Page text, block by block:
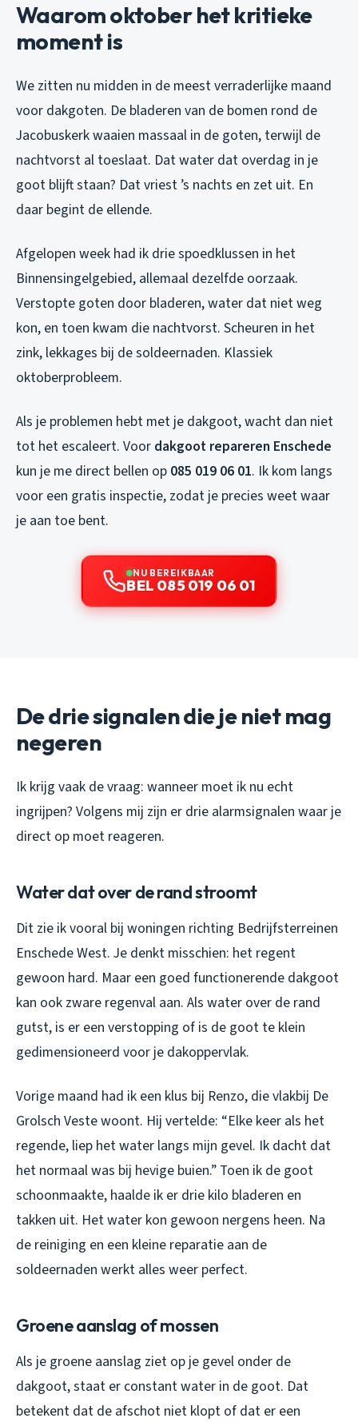
Waarom oktober het kritieke
moment is
We zitten nu midden in de meest verraderlijke maand
voor dakgoten. De bladeren van de bomen rond de
Jacobuskerk waaien massaal in de goten, terwijl de
nachtvorst al toeslaat. Dat water dat overdag in je
goot blijft staan? Dat vriest ’s nachts en zet uit. En
daar begint de ellende.
Afgelopen week had ik drie spoedklussen in het
Binnensingelgebied, allemaal dezelfde oorzaak.
Verstopte goten door bladeren, water dat niet weg
kon, en toen kwam die nachtvorst. Scheuren in het
zink, lekkages bij de soldeernaden. Klassiek
oktoberprobleem.
Als je problemen hebt met je dakgoot, wacht dan niet
tot het escaleert. Voor dakgoot repareren Enschede
kun je me direct bellen op 085 019 06 01. Ik kom langs
voor een gratis inspectie, zodat je precies weet waar
je aan toe bent.
NU BEREIKBAAR
BEL 085 019 06 01
De drie signalen die je niet mag
negeren
Ik krijg vaak de vraag: wanneer moet ik nu echt
ingrijpen? Volgens mij zijn er drie alarmsignalen waar je
direct op moet reageren.
Water dat over de rand stroomt
Dit zie ik vooral bij woningen richting Bedrijfsterreinen
Enschede West. Je denkt misschien: het regent
gewoon hard. Maar een goed functionerende dakgoot
kan ook zware regenval aan. Als water over de rand
gutst, is er een verstopping of is de goot te klein
gedimensioneerd voor je dakoppervlak.
Vorige maand had ik een klus bij Renzo, die vlakbij De
Grolsch Veste woont. Hij vertelde: “Elke keer als het
regende, liep het water langs mijn gevel. Ik dacht dat
het normaal was bij hevige buien.” Toen ik de goot
schoonmaakte, haalde ik er drie kilo bladeren en
takken uit. Het water kon gewoon nergens heen. Na
de reiniging en een kleine reparatie aan de
soldeernaden werkt alles weer perfect.
Groene aanslag of mossen
Als je groene aanslag ziet op je gevel onder de
dakgoot, staat er constant water in de goot. Dat
betekent dat de afschot niet klopt of dat er een